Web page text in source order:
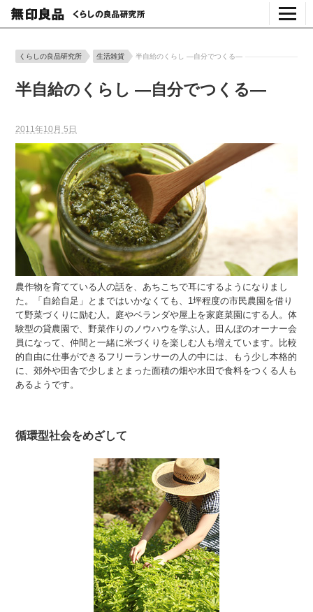
くらしの良品研究所 生活雑貨 半自給のくらし ―自分でつくる―
半自給のくらし ―自分でつくる―
2011年10月 5日
農作物を育てている人の話を、あちこちで耳にするようになりまし
た。「自給自足」とまではいかなくても、1坪程度の市民農園を借り
て野菜づくりに励む人。庭やベランダや屋上を家庭菜園にする人。体
験型の貸農園で、野菜作りのノウハウを学ぶ人。田んぼのオーナー会
員になって、仲間と一緒に米づくりを楽しむ人も増えています。比較
的自由に仕事ができるフリーランサーの人の中には、もう少し本格的
に、郊外や田舎で少しまとまった面積の畑や水田で食料をつくる人も
あるようです。
循環型社会をめざして